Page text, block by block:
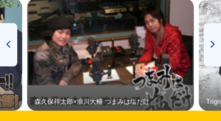
森久保祥太郎×浪川大輔 つまみは塩だけ